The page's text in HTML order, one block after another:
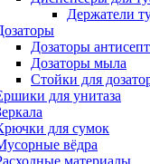
Держатели
Дозаторы
Дозаторы мыла
Стойки для
для унитаза
для сумок
вёдра
материалы